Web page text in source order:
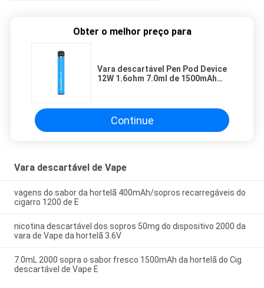
Obter o melhor preço para
Vara descartável Pen Pod Device
12W 1.6ohm 7.0ml de 1500mAh
Continue
Vara descartável de Vape
vagens do sabor da hortelã 400mAh/sopros recarregáveis do
cigarro 1200 de E
nicotina descartável dos sopros 50mg do dispositivo 2000 da
vara de Vape da hortelã 3.6V
7.0mL 2000 sopra o sabor fresco 1500mAh da hortelã do Cig
descartável de Vape E